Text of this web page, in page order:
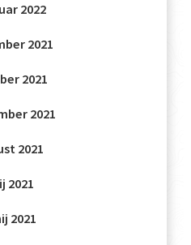
2022
2021
2021
2021
2021
2021
2021